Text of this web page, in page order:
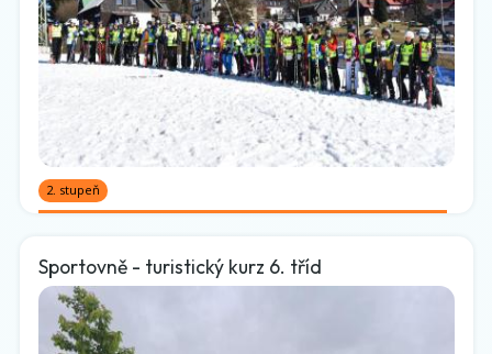
2. stupeň
Sportovně - turistický kurz 6. tříd